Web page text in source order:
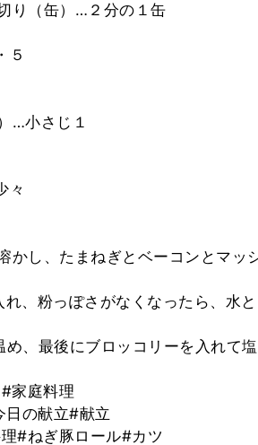
り（缶）…２分の１缶
５
…小さじ１
々
かし、たまねぎとベーコンとマッ
、粉っぽさがなくなったら、水
、最後にブロッコリーを入れて
家庭料理
の献立#献立
#ねぎ豚ロール#カツ